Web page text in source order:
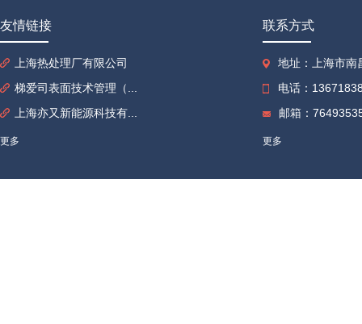
友情链接
上海热处理厂有限公司
梯爱司表面技术管理（...
上海亦又新能源科技有...
更多
联系方式
地址：上海市南
电话：
邮箱：
更多